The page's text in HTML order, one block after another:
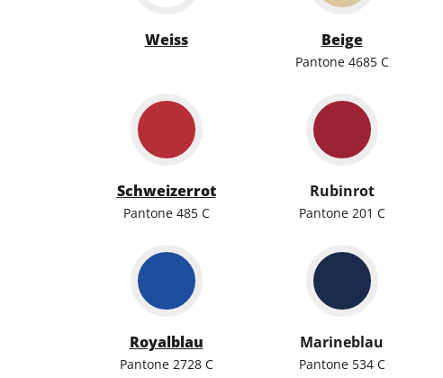
Weiss Beige
Pantone 4685 C
Schweizerrot
Pantone 485 C
Rubinrot
Pantone 201 C
Royalblau
Pantone 2728 C
Marineblau
Pantone 534 C